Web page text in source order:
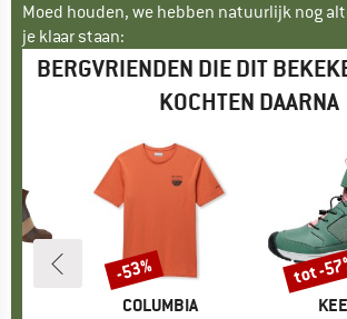
Moed houden, we hebben natuurlijk nog
je klaar staan:
BERGVRIENDEN DIE DIT
KOCHTEN DAARNA
MERK
COLUMBIA
Korting
-53% Korting
tot -